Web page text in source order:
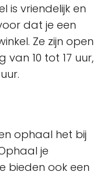
is vriendelijk en
dat je een
Ze zijn open
10 tot 17 uur,
ophaal het bij
je
bieden ook een